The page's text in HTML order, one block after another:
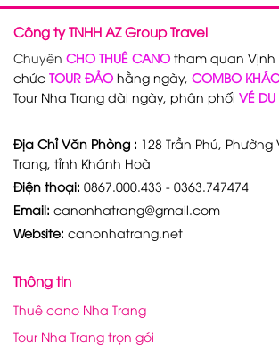
Công ty TNHH AZ Group Travel
Chuyên CHO THUÊ CANO tham quan Vịnh
chức TOUR ĐẢO hằng ngày, COMBO
Tour Nha Trang dài ngày, phân phối VÉ DU
Địa Chỉ Văn Phòng : 128 Trần Phú, Phường
Trang, tỉnh Khánh Hoà
Điện thoại: 0867.000.433 - 0363.747474
Email: canonhatrang@gmail.com
Website: canonhatrang.net
Thông tin
Thuê cano Nha Trang
Tour Nha Trang trọn gói